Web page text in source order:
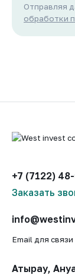
Отправляя
обработки
+7 (7122)
Заказать
Email для связи
Атырау,